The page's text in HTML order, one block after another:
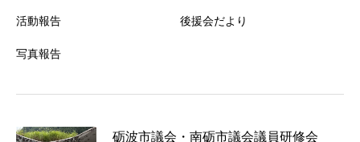
活動報告
写真報告
後援会だより
砺波市議会・南砺市議会議員研修会